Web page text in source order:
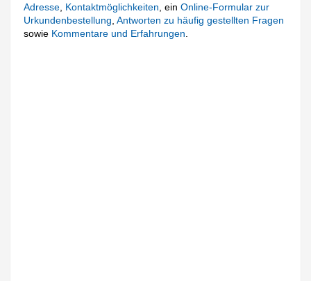
Adresse Kontaktmöglichkeiten , einOnline-Formular zur
Urkundenbestellung ,Antworten zu häufig gestellten Fragen
sowie Kommentare und Erfahrungen